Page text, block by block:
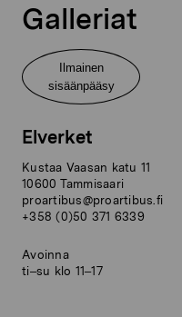
Galleriat
Ilmainen
sisäänpääsy
Elverket
Kustaa Vaasan katu 11
10600 Tammisaari
proartibus@proartibus.fi
+358 (0)50 371 6339
Avoinna
ti–su klo 11–17